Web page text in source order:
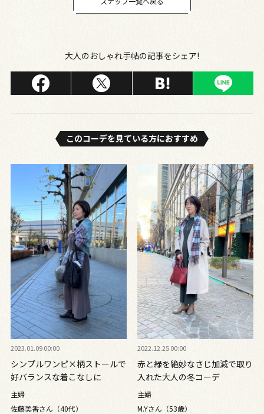
大人のおしゃれ手帖の記事をシェア!
このコーデを⾒ている⽅におすすめ
2023.01.09 00:00
シンプルワンピ×柄ストールで
好バランスな着こなしに
主婦
佐藤美香さん（40代）
2022.12.25 00:00
赤と緑を絶妙なさじ加減で取り
入れた大人の冬コーデ
主婦
M.Yさん（53歳）